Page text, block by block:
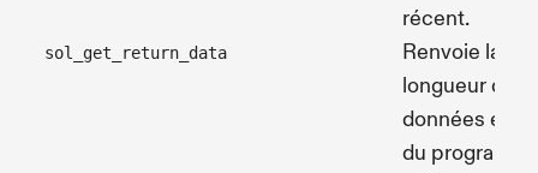
sol_get_return_data
récent.
Renvoie la
longueur des
données et
du